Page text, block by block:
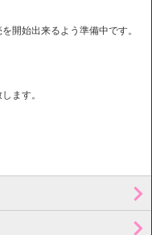
開始出来るよう準備中です。
ます。